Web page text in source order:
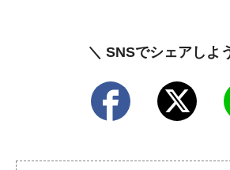
＼ SNSでシェアしよ